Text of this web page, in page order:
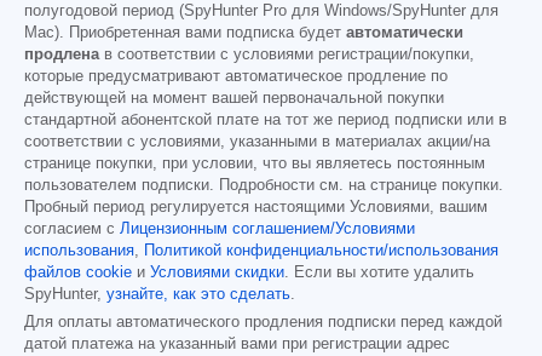
полугодовой период (SpyHunter Pro для Windows/SpyHunter для
Mac). Приобретенная вами подписка будет автоматически
продленав соответствии с условиями регистрации/покупки,
которые предусматривают автоматическое продление по
действующей на момент вашей первоначальной покупки
стандартной абонентской плате на тот же период подписки или в
соответствии с условиями, указанными в материалах акции/на
странице покупки, при условии, что вы являетесь постоянным
пользователем подписки. Подробности см. на странице покупки.
Пробный период регулируется настоящими Условиями, вашим
согласием с Лицензионным соглашением/Условиями
использования,
Политикой конфиденциальности/использования
файлов cookie и Условиями скидки. Если вы хотите удалить
SpyHunter, узнайте, как это сделать.
Для оплаты автоматического продления подписки перед каждой
датой платежа на указанный вами при регистрации адрес